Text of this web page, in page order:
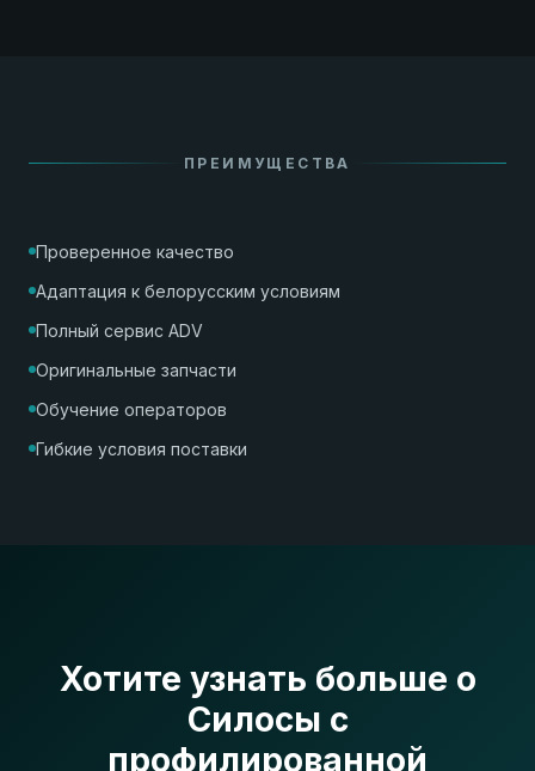
ПРЕИМУЩЕСТВА
Проверенное качество
Адаптация к белорусским условиям
Полный сервис ADV
Оригинальные запчасти
Обучение операторов
Гибкие условия поставки
Хотите узнать больше о
Силосы с
профилированной